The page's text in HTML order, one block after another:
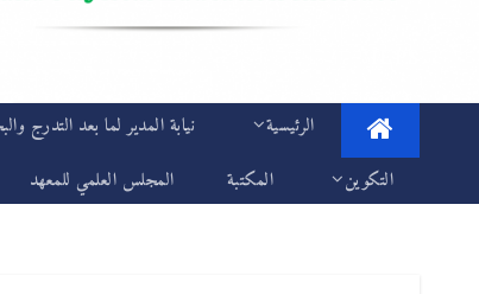
الرئيسية نيابة المدير لما بعد التدرج
التكوين
المكتبة المجلس العلمي للمعهد